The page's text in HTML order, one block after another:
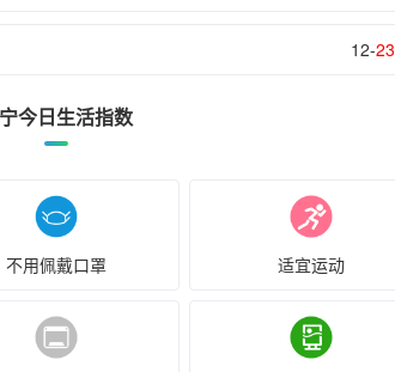
12-23
今日生活指数
不用佩戴口罩 适宜运动